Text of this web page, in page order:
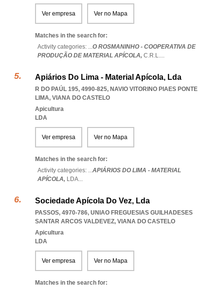
Ver empresa Ver no Mapa
Matches in the search for:
Activity categories: ...O ROSMANINHO - COOPERATIVA DE
PRODUÇÃO DE MATERIAL APÍCOLA, C.R.L....
Apiários Do Lima - Material Apícola, Lda
R DO PAÚL 195, 4990-825, NAVIO VITORINO PIAES PONTE
LIMA, VIANA DO CASTELO
Apicultura
LDA
Ver empresa Ver no Mapa
Matches in the search for:
Activity categories: ...APIÁRIOS DO LIMA - MATERIAL
APÍCOLA, LDA...
Sociedade Apícola Do Vez, Lda
PASSOS, 4970-786, UNIAO FREGUESIAS GUILHADESES
SANTAR ARCOS VALDEVEZ, VIANA DO CASTELO
Apicultura
LDA
Ver empresa Ver no Mapa
Matches in the search for: